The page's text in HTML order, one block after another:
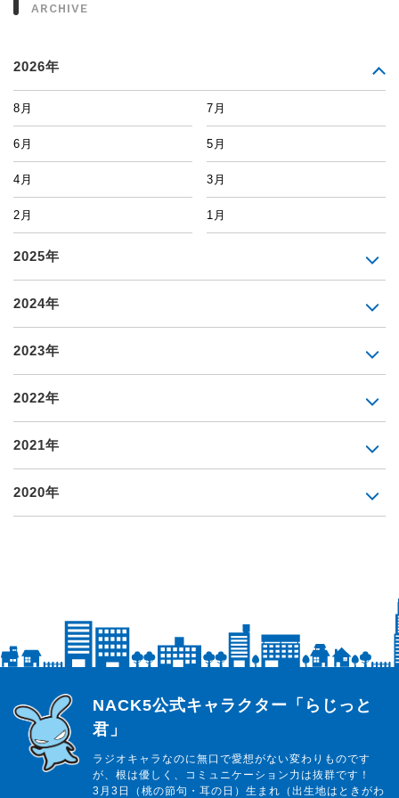
ARCHIVE
2026年
8月 7月
6月 5月
4月 3月
2月 1月
2025年
2024年
2023年
2022年
2021年
2020年
らじっと君
NACK5公式キャラクター「らじっと
君」
ラジオキャラなのに無口で愛想がない変わりものです
が、根は優しく、コミュニケーション力は抜群です！
3月3日（桃の節句・耳の日）生まれ（出生地はときがわ